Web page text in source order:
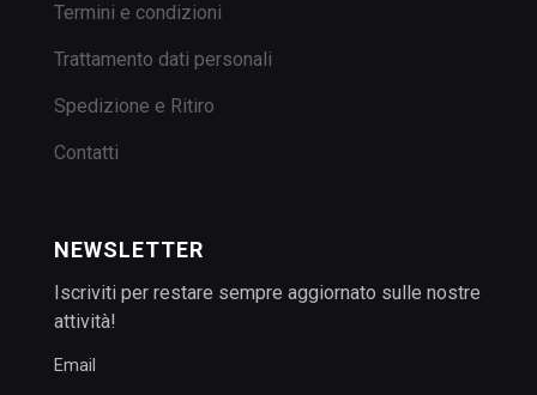
Termini e condizioni
Trattamento dati personali
Spedizione e Ritiro
Contatti
NEWSLETTER
Iscriviti per restare sempre aggiornato sulle nostre
attività!
Email